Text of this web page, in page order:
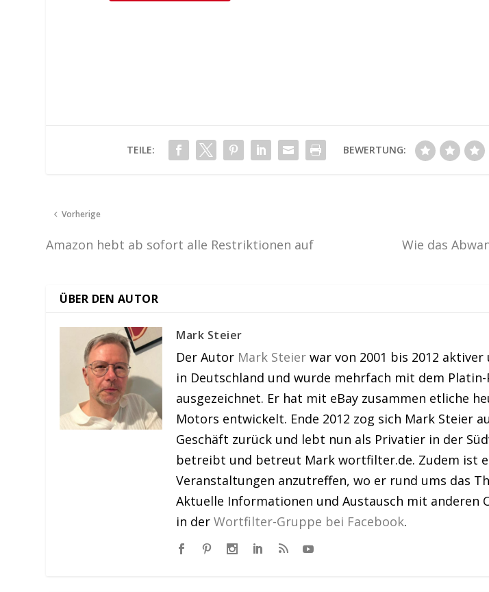
TEILE: BEWERTUNG:
Vorherige
Amazon hebt ab sofort alle Restriktionen auf
Wie das
ÜBER DEN AUTOR
Mark Steier
Der Autor Mark Steier war von 2001 bis 2012
in Deutschland und wurde mehrfach mit dem
ausgezeichnet. Er hat mit eBay zusammen etliche
Motors entwickelt. Ende 2012 zog sich Mark Steier
Geschäft zurück und lebt nun als Privatier in der
betreibt und betreut Mark wortfilter.de. Zudem ist
Veranstaltungen anzutreffen, wo er rund ums das
Aktuelle Informationen und Austausch mit anderen
in derWortfilter-Gruppe bei Facebook.